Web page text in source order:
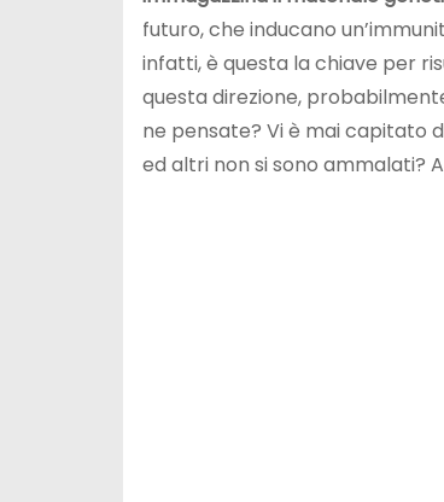
futuro, che inducano
infatti, è questa la chiave per
questa direzione,
ne pensate? Vi è mai capitato
ed altri non si sono ammalati?